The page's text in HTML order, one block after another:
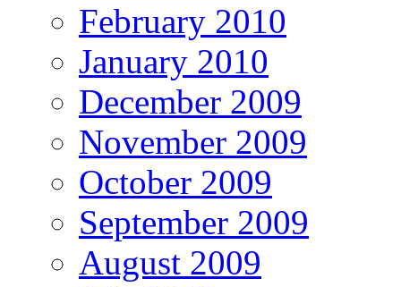
February 2010
January 2010
December 2009
November 2009
October 2009
September 2009
August 2009